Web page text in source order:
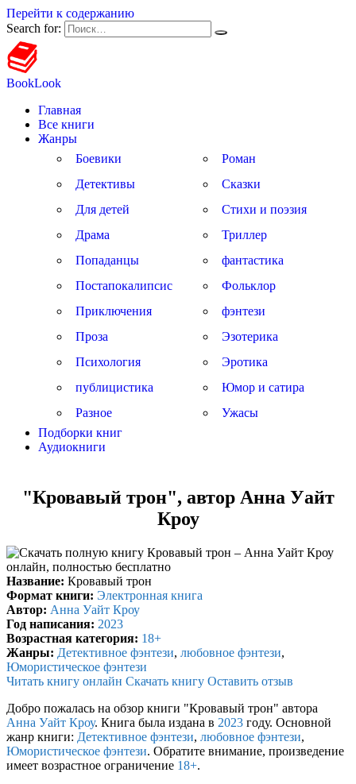
Перейти к содержанию
Search for:
BookLook
Главная
Все книги
Жанры
Боевики
Детективы
Для детей
Драма
Попаданцы
Постапокалипсис
Приключения
Проза
Психология
публицистика
Разное
Роман
Сказки
Стихи и поэзия
Триллер
фантастика
Фольклор
фэнтези
Эзотерика
Эротика
Юмор и сатира
Ужасы
Подборки книг
Аудиокниги
"Кровавый трон", автор Анна Уайт
Кроу
Название: Кровавый трон
Формат книги: Электронная книга
Автор: Анна Уайт Кроу
Год написания: 2023
Возрастная категория: 18+
Жанры: Детективное фэнтези, любовное фэнтези,
Юмористическое фэнтези
Читать книгу онлайн Скачать книгу Оставить отзыв
Добро пожалась на обзор книги "Кровавый трон" автора
Анна Уайт Кроу. Книга была издана в 2023 году. Основной
жанр книги: Детективное фэнтези, любовное фэнтези,
Юмористическое фэнтези. Обратите внимание, произведение
имеет возрастное ограничение 18+.